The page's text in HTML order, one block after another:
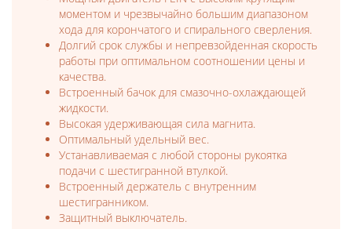
моментом и чрезвычайно большим диапазоном
хода для корончатого и спирального сверления.
Долгий срок службы и непревзойденная скорость
работы при оптимальном соотношении цены и
качества.
Встроенный бачок для смазочно-охлаждающей
жидкости.
Высокая удерживающая сила магнита.
Оптимальный удельный вес.
Устанавливаемая с любой стороны рукоятка
подачи с шестигранной втулкой.
Встроенный держатель с внутренним
шестигранником.
Защитный выключатель.